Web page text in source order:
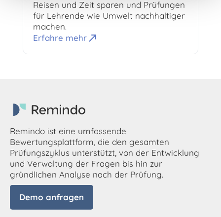
Reisen und Zeit sparen und Prüfungen
für Lehrende wie Umwelt nachhaltiger
machen.
Erfahre mehr
Remindo ist eine umfassende
Bewertungsplattform, die den gesamten
Prüfungszyklus unterstützt, von der Entwicklung
und Verwaltung der Fragen bis hin zur
gründlichen Analyse nach der Prüfung.
Demo anfragen